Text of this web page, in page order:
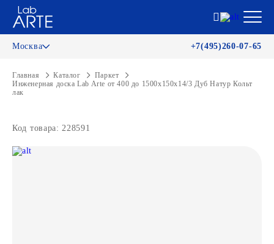
Москва +7(495)260-07-65
Главная Каталог
Паркет
Инженерная доска Lab Arte от 400 до 1500х150х14/3 Дуб Натур Кольт
лак
Код товара: 228591